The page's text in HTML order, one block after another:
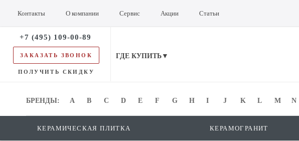
Контакты О компании Сервис Акции Статьи
+7 (495) 109-00-89
ЗАКАЗАТЬ ЗВОНОК
ПОЛУЧИТЬ СКИДКУ
ГДЕ КУПИТЬ▼
БРЕНДЫ: A B C D E F G H I J K L M N
БРЕНДЫ:
КЕРАМИЧЕСКАЯ ПЛИТКА КЕРАМОГРАНИТ